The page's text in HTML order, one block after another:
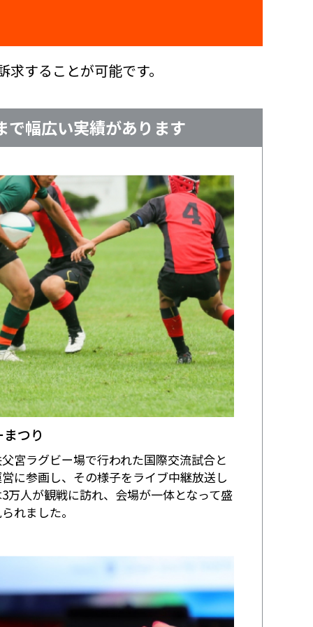
することが可能です。
で幅広い実績があります
つり
宮ラグビー場で行われた国際交流試合と
に参画し、その様子をライブ中継放送し
万人が観戦に訪れ、会場が一体となって盛
れました。